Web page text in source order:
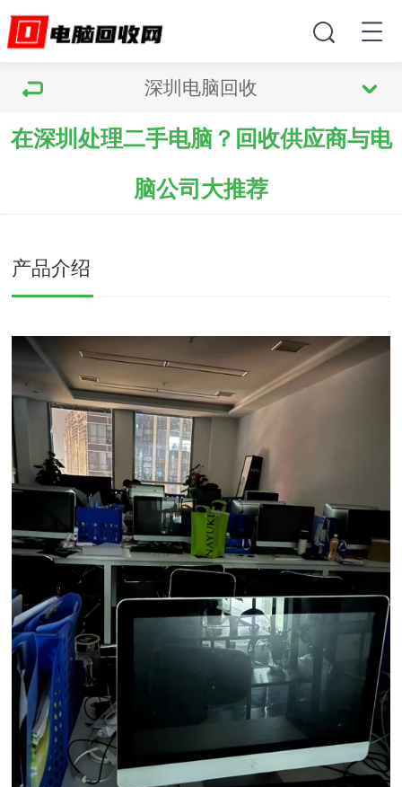
深圳电脑回收
在深圳处理二手电脑？回收供应商与电
脑公司大推荐
产品介绍